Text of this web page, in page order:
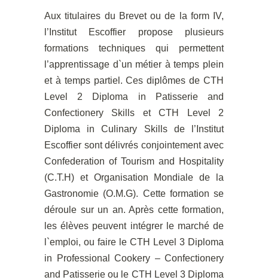
Aux titulaires du Brevet ou de la form IV,
l’Institut Escoffier propose plusieurs
formations techniques qui permettent
l’apprentissage d`un métier à temps plein
et à temps partiel. Ces diplômes de CTH
Level 2 Diploma in Patisserie and
Confectionery Skills et CTH Level 2
Diploma in Culinary Skills de l’Institut
Escoffier sont délivrés conjointement avec
Confederation of Tourism and Hospitality
(C.T.H) et Organisation Mondiale de la
Gastronomie (O.M.G). Cette formation se
déroule sur un an. Après cette formation,
les élèves peuvent intégrer le marché de
l`emploi, ou faire le CTH Level 3 Diploma
in Professional Cookery – Confectionery
and Patisserie ou le CTH Level 3 Diploma